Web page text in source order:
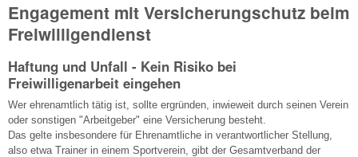
Engagement mit Versicherungschutz beim
Freiwilligendienst
Haftung und Unfall - Kein Risiko bei
Freiwilligenarbeit eingehen
Wer ehrenamtlich tätig ist, sollte ergründen, inwieweit durch seinen Verein
oder sonstigen "Arbeitgeber" eine Versicherung besteht.
Das gelte insbesondere für Ehrenamtliche in verantwortlicher Stellung,
also etwa Trainer in einem Sportverein, gibt der Gesamtverband der